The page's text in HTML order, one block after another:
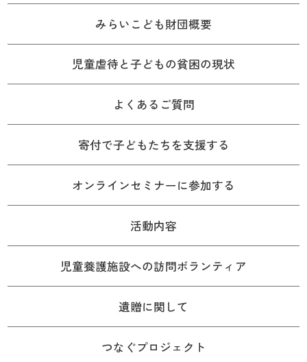
みらいこども財団概要
児童虐待と子どもの貧困の現状
よくあるご質問
寄付で子どもたちを支援する
オンラインセミナーに参加する
活動内容
児童養護施設への訪問ボランティア
遺贈に関して
つなぐプロジェクト